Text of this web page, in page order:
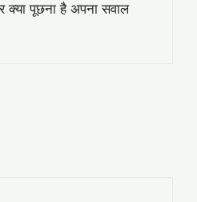
पूछना है अपना सवाल